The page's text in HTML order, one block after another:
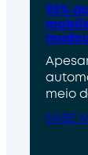
93%
meio
SABE